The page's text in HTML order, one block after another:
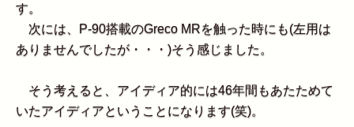
す。
次には、P-90搭載のGreco MRを触った時にも(左用は
ありませんでしたが・・・)そう感じました。
そう考えると、アイディア的には46年間もあたためて
いたアイディアということになります(笑)。